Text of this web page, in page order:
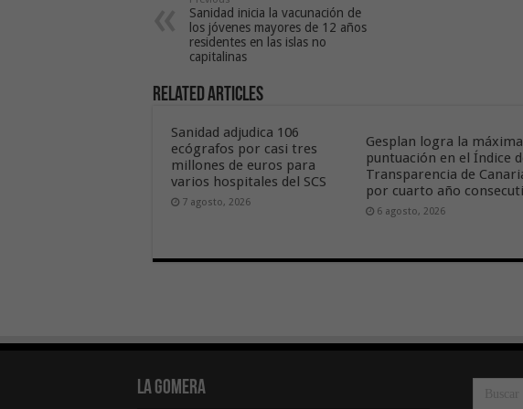
Sanidad inicia la vacunación de
los jóvenes mayores de 12 años
residentes en las islas no
capitalinas
Related Articles
Sanidad adjudica 106
ecógrafos por casi tres
millones de euros para
varios hospitales del SCS
7 agosto, 2026
Gesplan logra la máxima
puntuación en el Índice
Transparencia de
por cuarto año
6 agosto, 2026
La Gomera